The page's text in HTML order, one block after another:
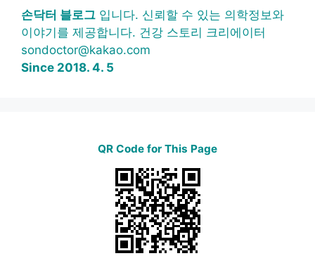
손닥터 블로그 입니다. 신뢰할 수 있는 의학정보와
이야기를 제공합니다. 건강 스토리 크리에이터
sondoctor@kakao.com
Since 2018. 4. 5
QR Code for This Page